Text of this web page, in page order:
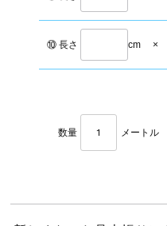
⑩ 長さ cm ×
数量 メートル